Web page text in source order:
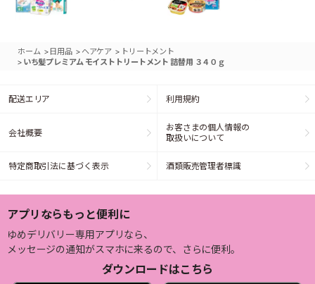
ホーム > 日用品 > ヘアケア > トリートメント
> いち髪プレミアム モイストトリートメント 詰替用 ３４０ｇ
配送エリア 利用規約
会社概要
お客さまの個人情報の
取扱いについて
特定商取引法に基づく表示 酒類販売管理者標識
アプリならもっと便利に
ゆめデリバリー専用アプリなら、
メッセージの通知がスマホに来るので、さらに便利。
ダウンロードはこちら